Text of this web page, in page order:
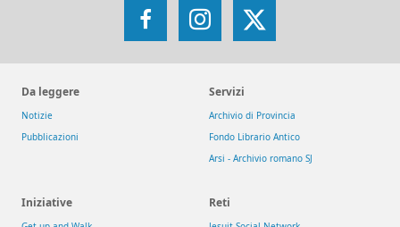
FacebookInstagram
X
Da leggere
Notizie
Pubblicazioni
Servizi
Archivio di Provincia
Fondo Librario Antico
Arsi - Archivio romano SJ
Iniziative Reti